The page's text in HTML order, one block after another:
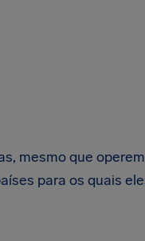
mesmo que
para os quais